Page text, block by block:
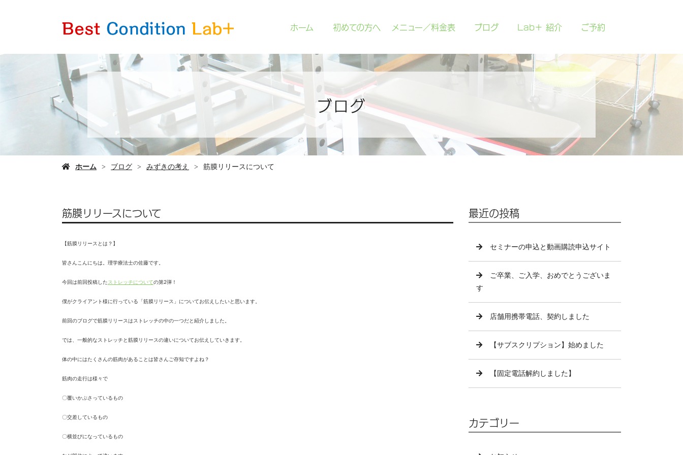
ホーム 初めての方へ メニュー／料金表 ブログ Lab＋ 紹介 ご予約
ブログ
ホーム ブログ みずきの考え 筋膜リリースについて
筋膜リリースについて
【筋膜リリースとは？】
皆さんこんにちは。理学療法士の佐藤です。
今回は前回投稿したストレッチについての第2弾！
僕がクライアント様に行っている「筋膜リリース」 についてお伝えしたいと思います。
前回のブログで筋膜リリースはストレッチの中の一つだと紹介しま した。
では、 一般的なストレッチと筋膜リリースの違いについてお伝えしていき ます。
体の中にはたくさんの筋肉があることは皆さんご存知ですよね？
筋肉の走行は様々で
〇覆いかぶさっているもの
〇交差しているもの
〇横並びになっているもの
最近の投稿
セミナーの申込と動画購読申込サイト
ご卒業、ご入学、おめでとうございま
す
店舗用携帯電話、契約しました
【サブスクリプション】始めました
【固定電話解約しました】
カテゴリー